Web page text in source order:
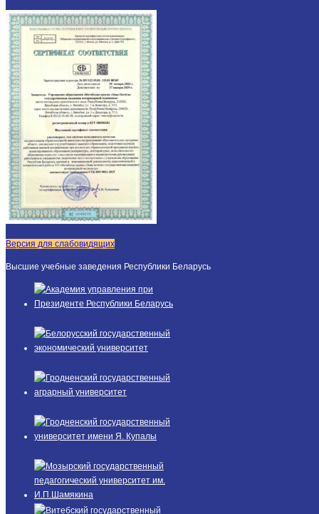
Версия для слабовидящих
Высшие учебные заведения Республики Беларусь